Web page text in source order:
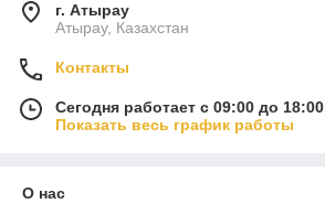
г. Атырау
Атырау, Казахстан
Контакты
Сегодня работает с 09:00 до 18:00
Показать весь график работы
О нас